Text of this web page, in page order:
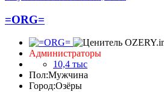
=ORG=
Администраторы
10,4 тыс
Пол:Мужчина
Город:Озёры